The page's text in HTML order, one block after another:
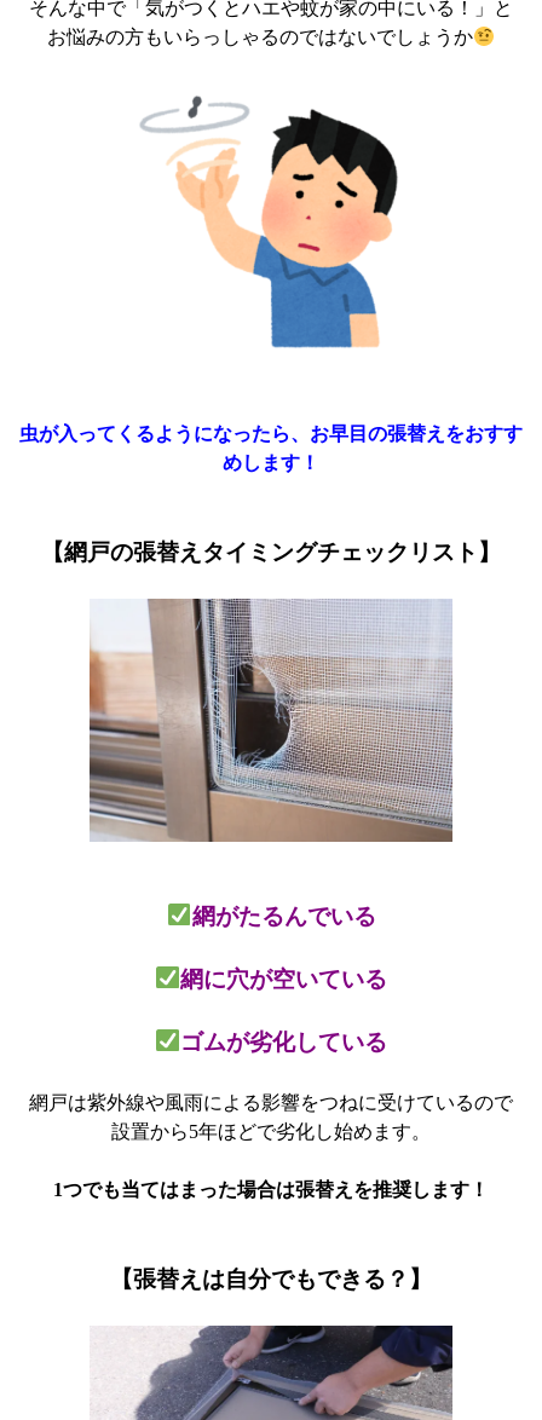
そんな中で「気がつくとハエや蚊が家の中にいる！」と
お悩みの方もいらっしゃるのではないでしょうか
虫が入ってくるようになったら、お早目の張替えをおすす
めします！
【網戸の張替えタイミングチェックリスト】
網がたるんでいる
網に穴が空いている
ゴムが劣化している
網戸は紫外線や風雨による影響をつねに受けているので
設置から5年ほどで劣化し始めます。
1つでも当てはまった場合は張替えを推奨します！
【張替えは自分でもできる？】